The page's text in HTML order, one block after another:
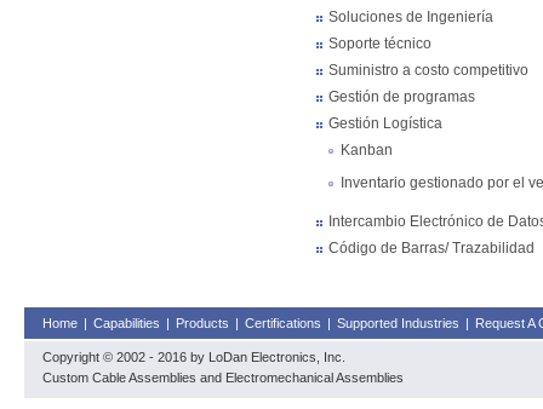
Soluciones de Ingeniería
Soporte técnico
Suministro a costo competitivo
Gestión de programas
Gestión Logística
Kanban
Inventario gestionado por el
Intercambio Electrónico de
Código de Barras/ Trazabilidad
Home | Capabilities | Products | Certifications | Supported Industries | Request A
Copyright © 2002 - 2016 by LoDan Electronics, Inc.
Custom Cable Assemblies and Electromechanical Assemblies